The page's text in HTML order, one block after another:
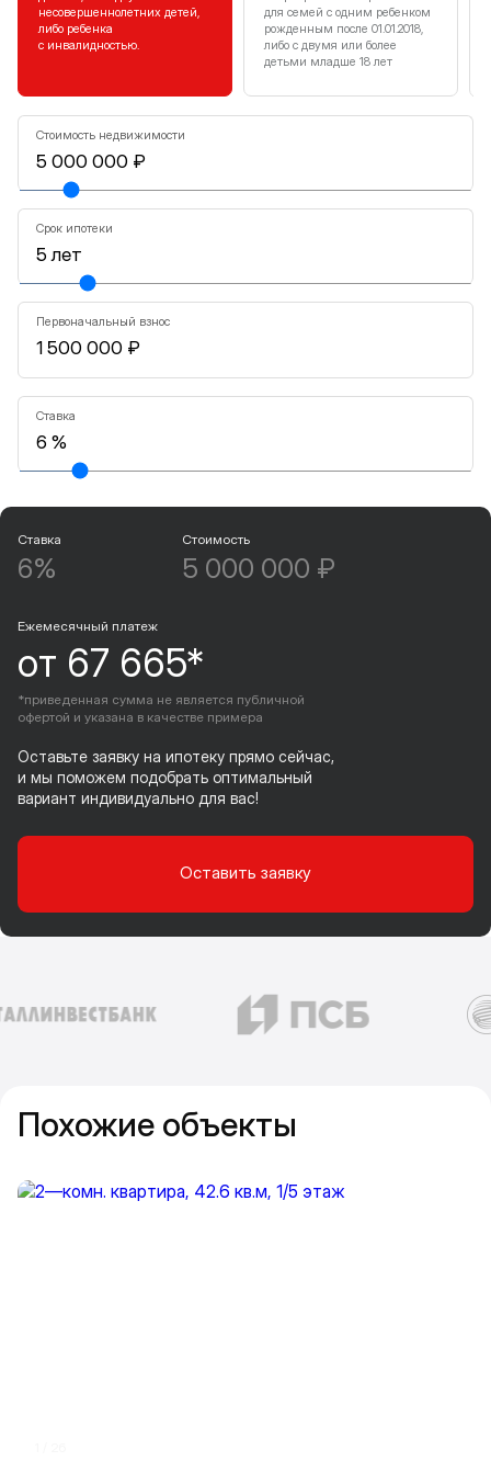
несовершеннолетних детей,
либо ребенка
с инвалидностью.
для семей с одним ребенком
рожденным после 01.01.2018,
либо с двумя или более
детьми младше 18 лет
Стоимость недвижимости
Срок ипотеки
Первоначальный взнос
Ставка
Ставка
6%
Стоимость
5 000 000 ₽
Ежемесячный платеж
от 67 665*
*приведенная сумма не является публичной
офертой и указана в качестве примера
Оставьте заявку на ипотеку прямо сейчас,
и мы поможем подобрать оптимальный
вариант индивидуально для вас!
Оставить заявку
Похожие объекты